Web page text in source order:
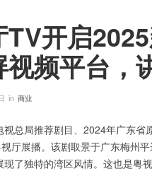
TV开启
频平台，
in 商业
视总局推荐剧目、2024年广东
厅展播。该剧取景于广东梅州
现了独特的湾区风情。这也是粤